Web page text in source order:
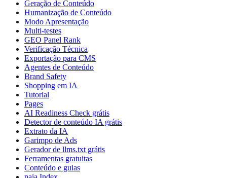
Geração de Conteúdo
Humanização de Conteúdo
Modo Apresentação
Multi-testes
GEO Panel Rank
Verificação Técnica
Exportação para CMS
Agentes de Conteúdo
Brand Safety
Shopping em IA
Tutorial
Pages
AI Readiness Check grátis
Detector de conteúdo IA grátis
Extrato da IA
Garimpo de Ads
Gerador de llms.txt grátis
Ferramentas gratuitas
Conteúdo e guias